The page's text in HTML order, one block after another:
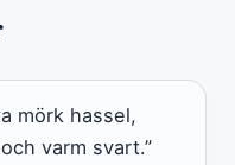
mörk hassel,
varm svart.”